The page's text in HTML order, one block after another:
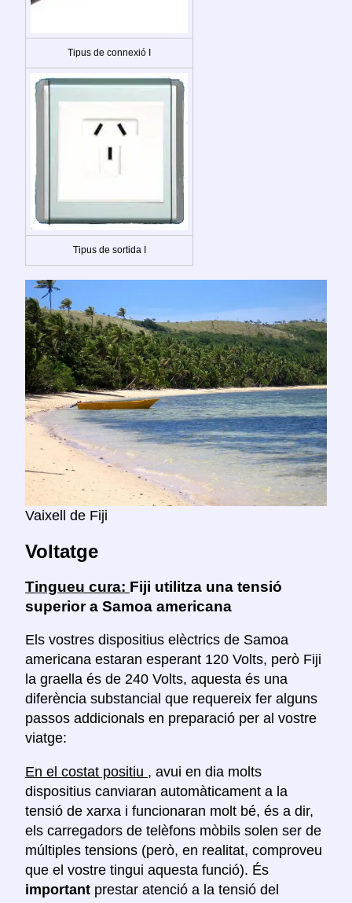
Tipus de connexió I
Tipus de sortida I
Vaixell de Fiji
Voltatge
Tingueu cura: Fiji utilitza una tensió
superior a Samoa americana
Els vostres dispositius elèctrics de Samoa
americana estaran esperant 120 Volts, però Fiji
la graella és de 240 Volts, aquesta és una
diferència substancial que requereix fer alguns
passos addicionals en preparació per al vostre
viatge:
En el costat positiu , avui en dia molts
dispositius canviaran automàticament a la
tensió de xarxa i funcionaran molt bé, és a dir,
els carregadors de telèfons mòbils solen ser de
múltiples tensions (però, en realitat, comproveu
que el vostre tingui aquesta funció). És
important prestar atenció a la tensió del